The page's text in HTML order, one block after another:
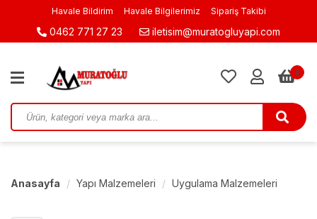
Havale Bildirim Havale Bilgilerimiz Sipariş Takibi
0462 771 27 23 iletisim@muratogluyapi.com
0
Anasayfa Yapı Malzemeleri Uygulama Malzemeleri